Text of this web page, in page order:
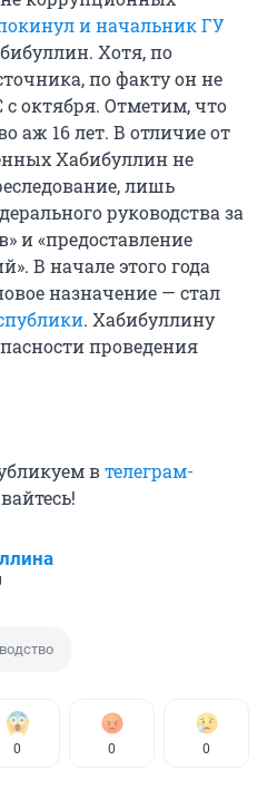
и начальник ГУ
Хотя, по
по факту он не
октября. Отметим, что
аж 16 лет. В отличие от
Хабибуллин не
лишь
руководства за
и «предоставление
В начале этого года
назначение — стал
. Хабибуллину
проведения
втелеграм-
0 0 0